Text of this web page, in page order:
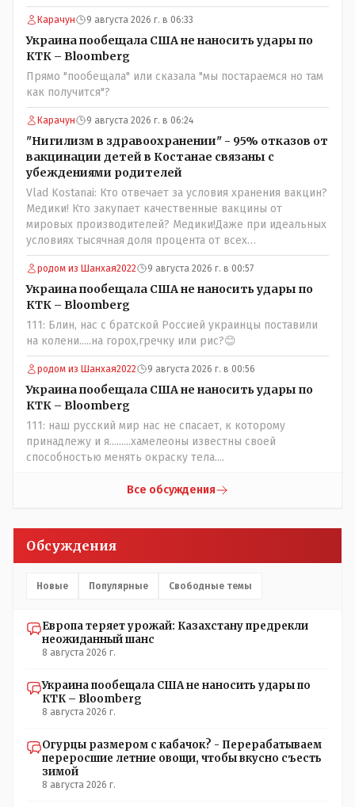
Назарбаева, особенно в части выборов и перевыборов и
некоторых вопросах внутренней политики, и тогда
Назарбай волевым Указом РАСПУСТИЛ этот бунтарский
состав. Имя - Серикболсын Абдильдин вам знакомо -
юывший секретарь ЦК КП Казахстана , впоследствии -
депутат Верховного Совета и Мажлиса и Председатель
партии коммунстов- он в то время и после и причём
НЕОДНОКРАТНО, указывал и многократно на недостатки
Назарбая и предлагал ему самому ДОБРОВОЛЬНО уйти с
поста Президента.
Карачун 9 августа 2026 г. в 06:33
Украина пообещала США не наносить удары по
КТК – Bloomberg
Прямо "пообещала" или сказала "мы постараемся но там
как получится"?
Карачун 9 августа 2026 г. в 06:24
"Нигилизм в здравоохранении" - 95% отказов от
вакцинации детей в Костанае связаны с
убеждениями родителей
Vlad Kostanai: Кто отвечает за условия хранения вакцин?
Медики! Кто закупает качественные вакцины от
мировых производителей? Медики!Даже при идеальных
условиях тысячная доля процента от всех
вакцинированных может иметь плохие последствия от
прививки. Бумага нужна как защита от дол.....бов не
дружащих с школьными курсами предметов, в
частности биологии и математики. Vlad Kostanai: Поэтому
люди и отказываются и я в том числе своих не
прививал.Лично я вам и тем другим людям благодарен.
Добровольные действия направленные на сокращение
частотности появления в популяции соответствующих
комбинаций генов заслуживают благодарности. Мы и
без того основательно загубили нормальный
естественный отбор.
родом из Шанхая2022 9 августа 2026 г. в 00:57
Украина пообещала США не наносить удары по
КТК – Bloomberg
111: Блин, нас с братской Россией украинцы поставили
на колени.....на горох,гречку или рис?😊
родом из Шанхая2022 9 августа 2026 г. в 00:56
Украина пообещала США не наносить удары по
КТК – Bloomberg
111: наш русский мир нас не спасает, к которому
принадлежу и я.........хамелеоны известны своей
способностью менять окраску тела....
Все обсуждения
Обсуждения
Новые Популярные Свободные темы
Европа теряет урожай: Казахстану предрекли
неожиданный шанс
8 августа 2026 г.
Украина пообещала США не наносить удары по
КТК – Bloomberg
8 августа 2026 г.
Огурцы размером с кабачок? - Перерабатываем
переросшие летние овощи, чтобы вкусно съесть
зимой
8 августа 2026 г.